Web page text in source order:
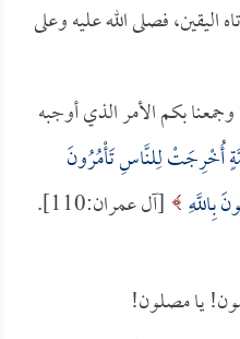
اليقين، فصلى الله عليه وعلى
وجمعنا بكم الأمر الذي أوجبه
أُخْرِجَتْ لِلنَّاسِ تَأْمُرُونَ
بِاللَّهِ [آل عمران:110].
يا مصلون!